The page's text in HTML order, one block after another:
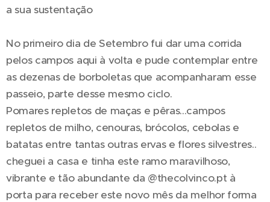
a sua sustentação🍃
No primeiro dia de Setembro fui dar uma corrida
pelos campos aqui à volta e pude contemplar entre
as dezenas de borboletas que acompanharam esse
passeio, parte desse mesmo ciclo.
Pomares repletos de maças e pêras...campos
repletos de milho, cenouras, brócolos, cebolas e
batatas entre tantas outras ervas e flores silvestres..
cheguei a casa e tinha este ramo maravilhoso,
vibrante e tão abundante da @thecolvinco.pt à
porta para receber este novo mês da melhor forma